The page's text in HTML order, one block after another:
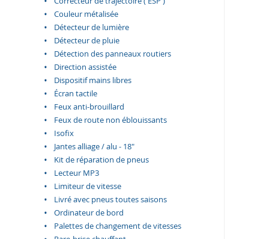
Couleur métalisée
Détecteur de lumière
Détecteur de pluie
Détection des panneaux routiers
Direction assistée
Dispositif mains libres
Écran tactile
Feux anti-brouillard
Feux de route non éblouissants
Isofix
Jantes alliage / alu - 18"
Kit de réparation de pneus
Lecteur MP3
Limiteur de vitesse
Livré avec pneus toutes saisons
Ordinateur de bord
Palettes de changement de vitesses